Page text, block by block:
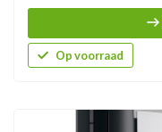
Op voorraad